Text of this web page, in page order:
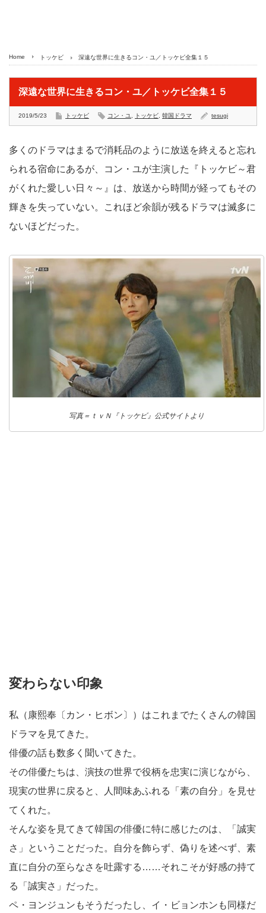
Home トッケビ 深遠な世界に生きるコン・ユ／トッケビ全集１５
深遠な世界に生きるコン・ユ／トッケビ全集１５
2019/5/23 トッケビ コン・ユ トッケビ 韓国ドラマ tesugi
多くのドラマはまるで消耗品のように放送を終えると忘れ
られる宿命にあるが、コン・ユが主演した『トッケビ～君
がくれた愛しい日々～』は、放送から時間が経ってもその
輝きを失っていない。これほど余韻が残るドラマは滅多に
ないほどだった。
写真＝ｔｖＮ『トッケビ』公式サイトより
変わらない印象
私（康熙奉〔カン・ヒボン〕）はこれまでたくさんの韓国
ドラマを見てきた。
俳優の話も数多く聞いてきた。
その俳優たちは、演技の世界で役柄を忠実に演じながら、
現実の世界に戻ると、人間味あふれる「素の自分」を見せ
てくれた。
そんな姿を見てきて韓国の俳優に特に感じたのは、「誠実
さ」ということだった。自分を飾らず、偽りを述べず、素
直に自分の至らなさを吐露する……それこそが好感の持て
る「誠実さ」だった。
ペ・ヨンジュンもそうだったし、イ・ビョンホンも同様だ